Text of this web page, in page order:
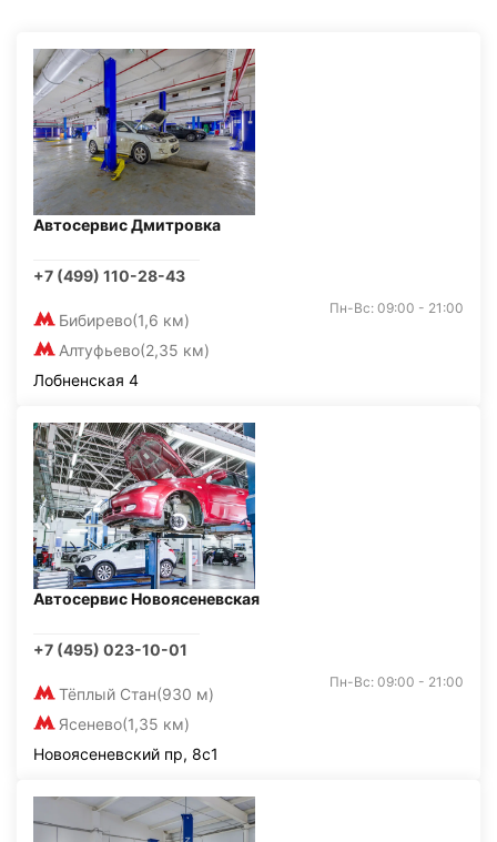
Автосервис Дмитровка
+7 (499) 110-28-43
Бибирево(1,6 км)
Алтуфьево(2,35 км)
Пн-Вс: 09:00 - 21:00
Лобненская 4
Автосервис Новоясеневская
+7 (495) 023-10-01
Тёплый Стан(930 м)
Ясенево(1,35 км)
Пн-Вс: 09:00 - 21:00
Новоясеневский пр, 8с1